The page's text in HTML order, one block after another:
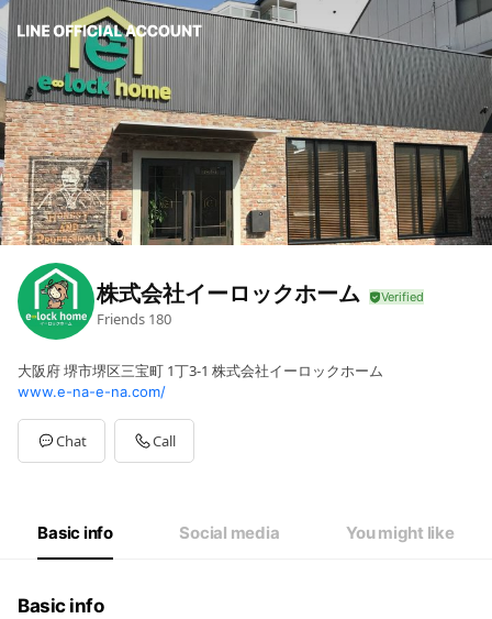
株式会社イーロックホーム
Friends 180
大阪府 堺市堺区三宝町 1丁3-1 株式会社イーロックホーム
www.e-na-e-na.com/
Chat Call
Basic info Social media You might like
Basic info